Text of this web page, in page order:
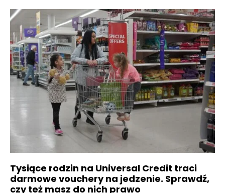
Tysiące rodzin na Universal Credit traci
darmowe vouchery na jedzenie. Sprawdź,
czy też masz do nich prawo